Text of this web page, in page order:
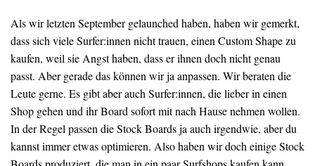
Als wir letzten September gelaunched haben, haben wir gemerkt,
dass sich viele Surfer:innen nicht trauen, einen Custom Shape zu
kaufen, weil sie Angst haben, dass er ihnen doch nicht genau
passt. Aber gerade das können wir ja anpassen. Wir beraten die
Leute gerne. Es gibt aber auch Surfer:innen, die lieber in einen
Shop gehen und ihr Board sofort mit nach Hause nehmen wollen.
In der Regel passen die Stock Boards ja auch irgendwie, aber du
kannst immer etwas optimieren. Also haben wir doch einige Stock